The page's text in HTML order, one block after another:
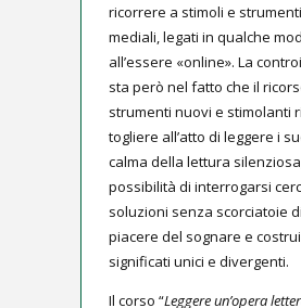
ricorrere a stimoli e
mediali, legati in qualche
all’essere «online». La
sta però nel fatto che il
strumenti nuovi e stimolanti
togliere all’atto di leggere i
calma della lettura
possibilità di interrogarsi
soluzioni senza scorciatoie
piacere del sognare e
significati unici e divergenti.
Il corso “Leggere un’opera